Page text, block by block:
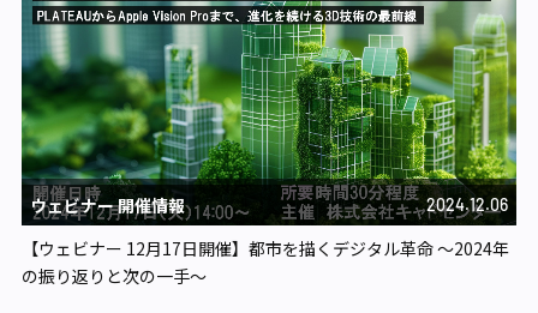
ウェビナー 開催情報 2024.12.06
【ウェビナー 12月17日開催】都市を描くデジタル革命 ～2024年
の振り返りと次の一手～